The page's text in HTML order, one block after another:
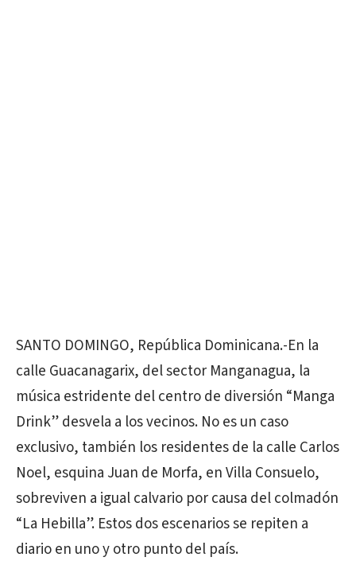
SANTO DOMINGO, República Dominicana.-En la
calle Guacanagarix, del sector Manganagua, la
música estridente del centro de diversión “Manga
Drink” desvela a los vecinos. No es un caso
exclusivo, también los residentes de la calle Carlos
Noel, esquina Juan de Morfa, en Villa Consuelo,
sobreviven a igual calvario por causa del colmadón
“La Hebilla”. Estos dos escenarios se repiten a
diario en uno y otro punto del país.